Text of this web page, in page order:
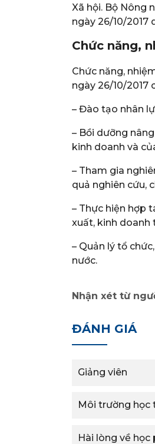
Xã hội. Bộ Nông
ngày 26/10/2017
Chức năng,
Chức năng,
ngày 26/10/2017
– Đào tạo nhân
– Bồi dưỡng
kinh doanh và
– Tham gia
quả nghiên cứu,
– Thực hiện hợp
xuất, kinh doanh
– Quản lý tổ
nước.
Nhận xét từ
ĐÁNH GIÁ
Giảng viên
Môi trường học
Hài lòng về học